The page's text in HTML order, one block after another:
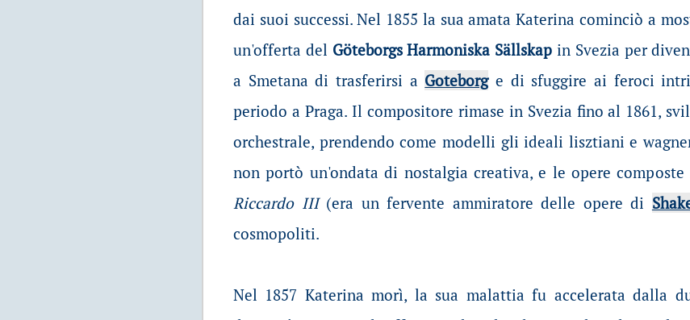
dai suoi successi. Nel 1855 la sua amata Katerina cominciò a
un'offerta del Göteborgs Harmoniska Sällskap in Svezia per
a Smetana di trasferirsi a Goteborge di sfuggire ai feroci
periodo a Praga. Il compositore rimase in Svezia fino al 1861,
orchestrale, prendendo come modelli gli ideali lisztiani e
non portò un'ondata di nostalgia creativa, e le opere
Riccardo III(era un fervente ammiratore delle opere di
cosmopoliti.
Nel 1857 Katerina morì, la sua malattia fu accelerata dalla